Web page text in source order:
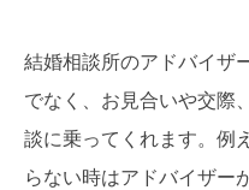
結婚相談所のアドバイザ
でなく、お見合いや交際
談に乗ってくれます。例
らない時はアドバイザー